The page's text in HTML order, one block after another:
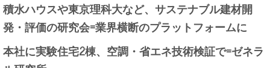
積水ハウスや東京理科大など、サステナブル建材開
発・評価の研究会=業界横断のプラットフォームに
本社に実験住宅2棟、空調・省エネ技術検証で=ゼネラ